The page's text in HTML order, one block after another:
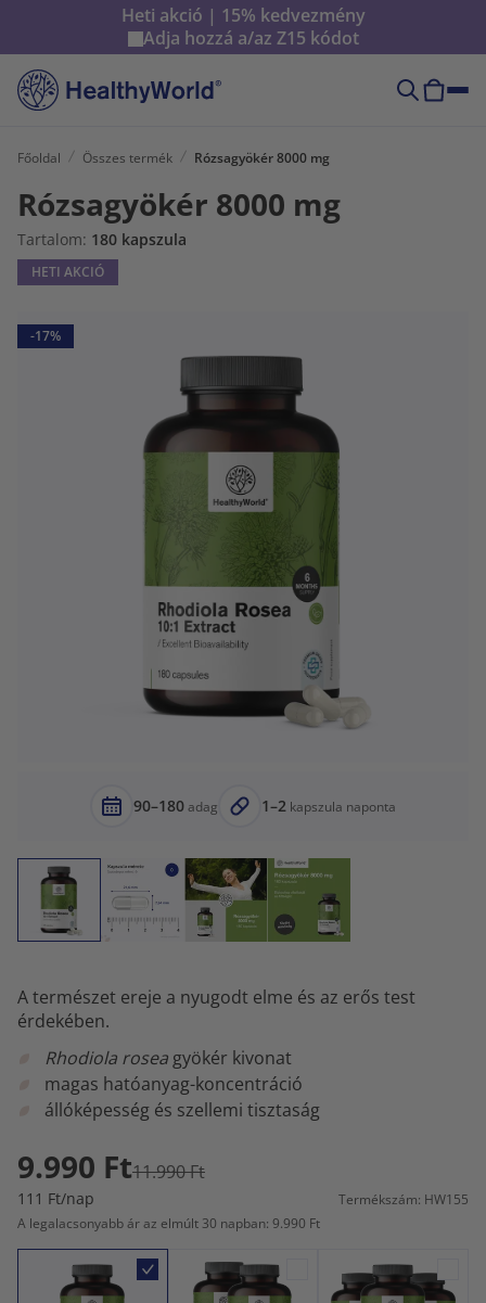
Heti akció | 15% kedvezmény
Adja hozzá a/az Z15 kódot
Főoldal Összes termék Rózsagyökér 8000 mg
Rózsagyökér 8000 mg
Tartalom: 180 kapszula
HETI AKCIÓ
-17%
90–180adag 1–2 kapszula naponta
A természet ereje a nyugodt elme és az erős test
érdekében.
Rhodiola rosea gyökér kivonat
magas hatóanyag-koncentráció
állóképesség és szellemi tisztaság
9.990 Ft11.990 Ft
111 Ft/nap
Termékszám: HW155
A legalacsonyabb ár az elmúlt 30 napban: 9.990 Ft